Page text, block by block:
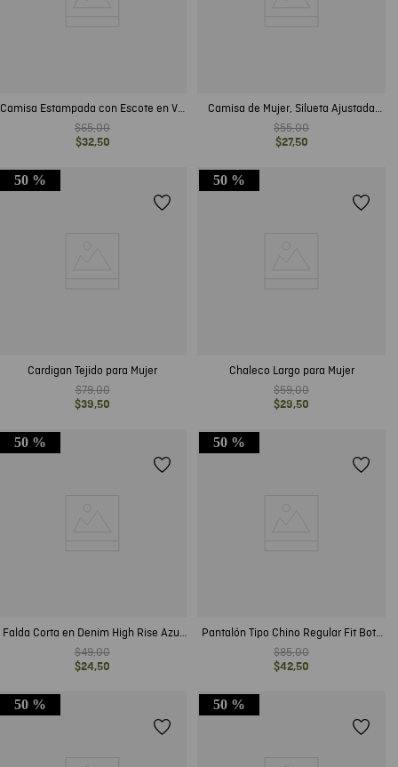
Camisa Estampada con Escote en V y
Mangas Acampanadas para Mujer
$65,00
$32,50
Camisa de Mujer, Silueta Ajustada
Manga Corta con Volumen Escote
Cuadrado - Textura Craquelada
$55,00
$27,50
50 %
Cardigan Tejido para Mujer
$79,00
$39,50
50 %
Chaleco Largo para Mujer
$59,00
$29,50
50 %
Falda Corta en Denim High Rise Azul
Claro para Mujer
$49,00
$24,50
50 %
Pantalón Tipo Chino Regular Fit Bota
Slim para Hombre
$85,00
$42,50
50 % 50 %